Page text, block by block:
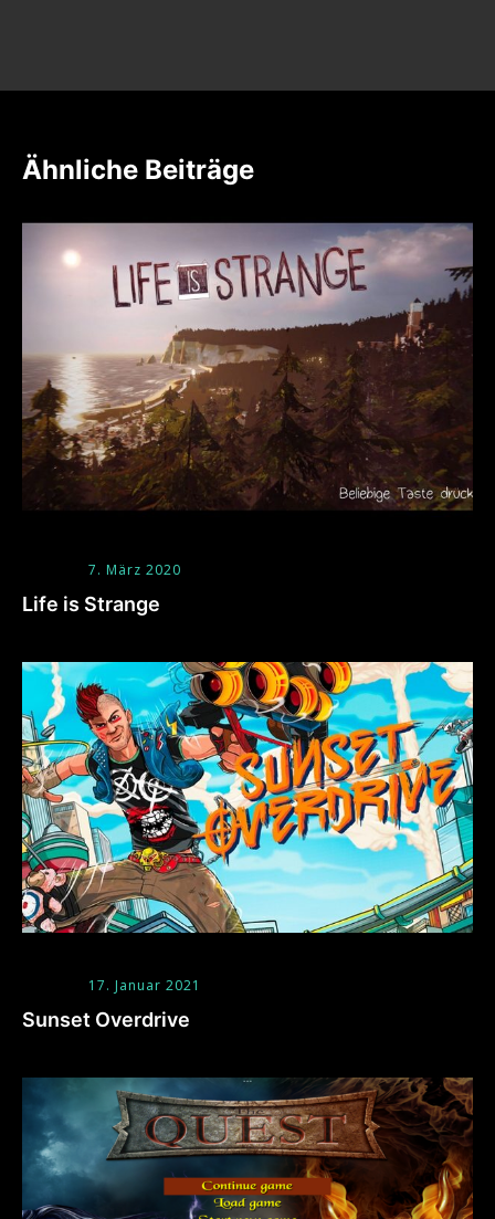
Ähnliche Beiträge
7. März 2020
Life is Strange
17. Januar 2021
Sunset Overdrive